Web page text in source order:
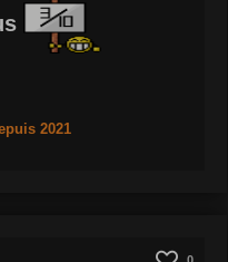
2021